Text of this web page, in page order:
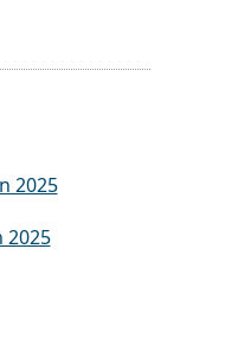
2025
2025